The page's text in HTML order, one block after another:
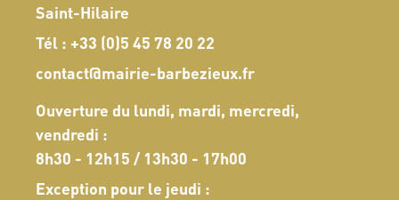
Saint-Hilaire
Tél : +33 (0)5 45 78 20 22
contact@mairie-barbezieux.fr
Ouverture du lundi, mardi, mercredi,
vendredi :
8h30 - 12h15 / 13h30 - 17h00
Exception pour le jeudi :